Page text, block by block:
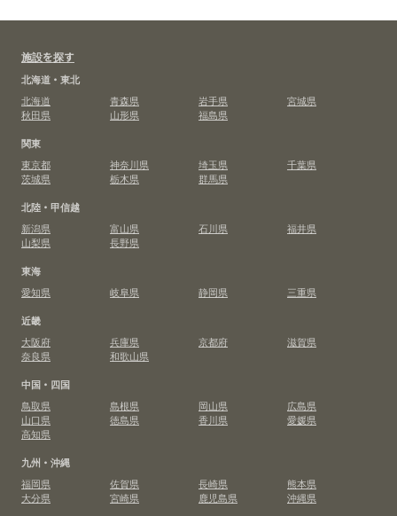
施設を探す
北海道・東北
北海道
青森県 岩手県
宮城県
秋田県
山形県
福島県
関東
東京都
神奈川県 埼玉県
千葉県
茨城県
栃木県
群馬県
北陸・甲信越
新潟県
富山県 石川県
福井県
山梨県
長野県
東海
愛知県
岐阜県 静岡県
三重県
近畿
大阪府
兵庫県 京都府
滋賀県
奈良県
和歌山県
中国・四国
鳥取県
島根県 岡山県
広島県
山口県
徳島県 香川県
愛媛県
高知県
九州・沖縄
福岡県
佐賀県 長崎県
熊本県
大分県
宮崎県 鹿児島県 沖縄県